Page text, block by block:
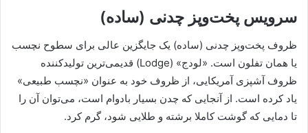
سرویس پخت‌وپز چدنی (ساده)
ظروف پخت‌وپز چدنی (ساده) یک جایگزین عالی برای سطوح نچسب
یا همان تفلون است. «لودج» (Lodge) قدیمی‌ترین تولیدکننده
ظروف آشپزی آمریکایی، از ظروف خود به عنوان «نچسب طبیعی»
یاد کرده است. از آنجایی که چدن بسیار بادوام است، می‌توان آن را
تا دمایی که گوشت کاملا برشته و طلایی شود، گرم کرد.